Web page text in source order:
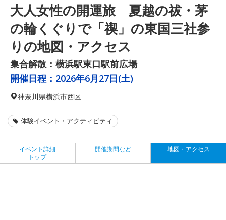
大人女性の開運旅 夏越の祓・茅
の輪くぐりで「禊」の東国三社参
りの地図・アクセス
集合解散：横浜駅東口駅前広場
開催日程： 2026年6月27日(土)
神奈川県横浜市西区
体験イベント・アクティビティ
イベント詳細
トップ
開催期間など 地図・アクセス